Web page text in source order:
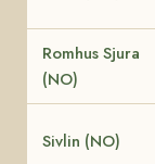
Romhus Sjura
(NO)
Sivlin (NO)